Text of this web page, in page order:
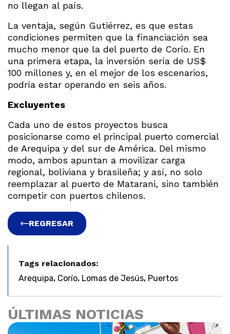
no llegan al país.
La ventaja, según Gutiérrez, es que estas
condiciones permiten que la financiación sea
mucho menor que la del puerto de Corío. En
una primera etapa, la inversión sería de US$
100 millones y, en el mejor de los escenarios,
podría estar operando en seis años.
Excluyentes
Cada uno de estos proyectos busca
posicionarse como el principal puerto comercial
de Arequipa y del sur de América. Del mismo
modo, ambos apuntan a movilizar carga
regional, boliviana y brasileña; y así, no solo
reemplazar al puerto de Matarani, sino también
competir con puertos chilenos.
REGRESAR
Tags relacionados:
Arequipa, Corío, Lomas de Jesús, Puertos
ÚLTIMAS NOTICIAS